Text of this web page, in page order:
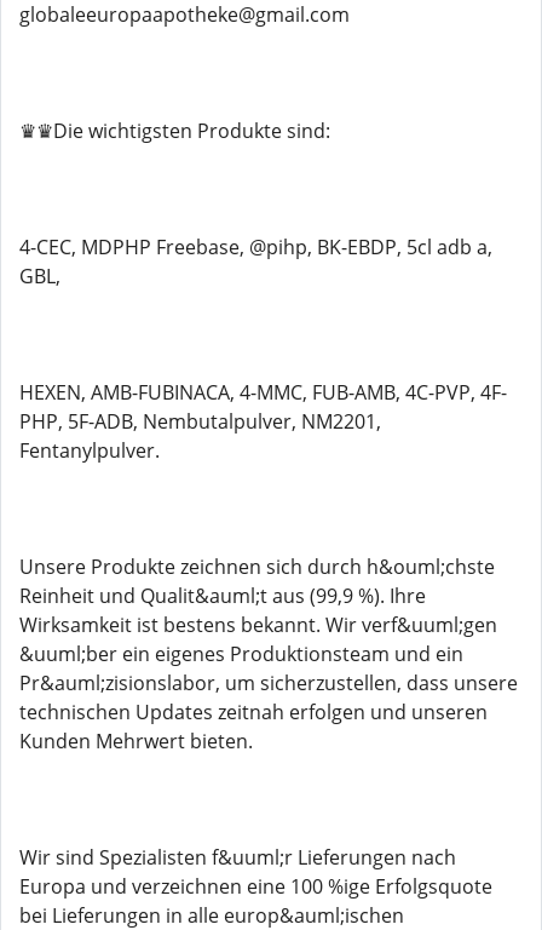
globaleeuropaapotheke@gmail.com
♛♛Die wichtigsten Produkte sind:
4-CEC, MDPHP Freebase, @pihp, BK-EBDP, 5cl adb a,
GBL,
HEXEN, AMB-FUBINACA, 4-MMC, FUB-AMB, 4C-PVP, 4F-
PHP, 5F-ADB, Nembutalpulver, NM2201,
Fentanylpulver.
Unsere Produkte zeichnen sich durch h&ouml;chste
Reinheit und Qualit&auml;t aus (99,9 %). Ihre
Wirksamkeit ist bestens bekannt. Wir verf&uuml;gen
&uuml;ber ein eigenes Produktionsteam und ein
Pr&auml;zisionslabor, um sicherzustellen, dass unsere
technischen Updates zeitnah erfolgen und unseren
Kunden Mehrwert bieten.
Wir sind Spezialisten f&uuml;r Lieferungen nach
Europa und verzeichnen eine 100 %ige Erfolgsquote
bei Lieferungen in alle europ&auml;ischen